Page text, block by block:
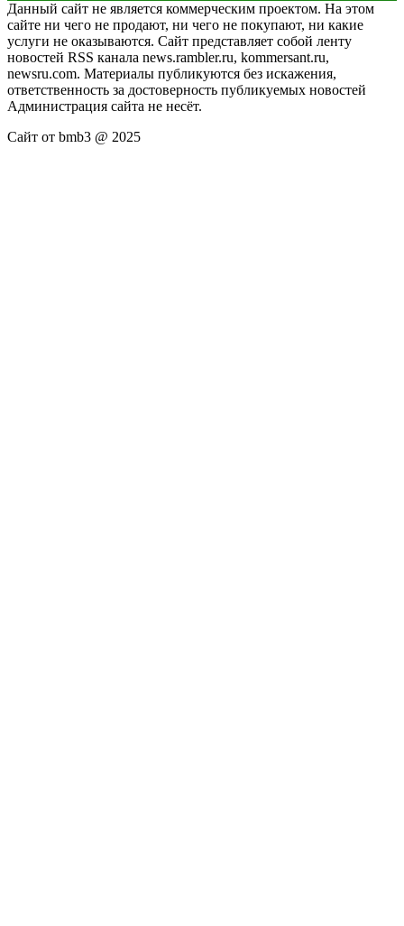
Данный сайт не является коммерческим проектом. На этом
сайте ни чего не продают, ни чего не покупают, ни какие
услуги не оказываются. Сайт представляет собой ленту
новостей RSS канала news.rambler.ru, kommersant.ru,
newsru.com. Материалы публикуются без искажения,
ответственность за достоверность публикуемых новостей
Администрация сайта не несёт.
Сайт от bmb3 @ 2025